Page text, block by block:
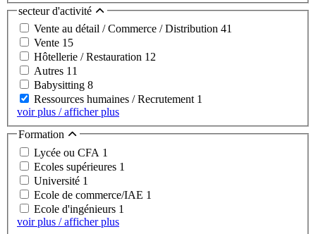
secteur d'activité
Vente au détail / Commerce / Distribution 41
Vente 15
Hôtellerie / Restauration 12
Autres 11
Babysitting 8
Ressources humaines / Recrutement 1
voir plus / afficher plus
Formation
Lycée ou CFA 1
Ecoles supérieures 1
Université 1
Ecole de commerce/IAE 1
Ecole d'ingénieurs 1
voir plus / afficher plus